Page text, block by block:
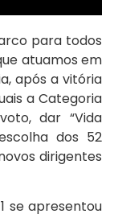
para todos
atuamos em
após a vitória
a Categoria
dar “Vida
dos 52
dirigentes
se apresentou